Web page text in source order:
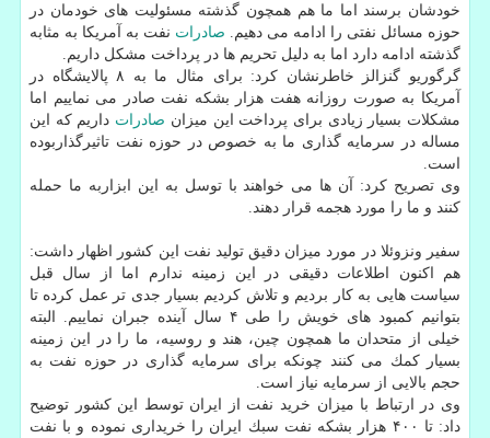
خودشان برسند اما ما هم همچون گذشته مسئولیت های خودمان در
حوزه مسائل نفتی را ادامه می دهیم. صادرات نفت به آمریكا به مثابه
گذشته ادامه دارد اما به دلیل تحریم ها در پرداخت مشكل داریم.
گرگوریو گنزالز خاطرنشان كرد: برای مثال ما به ۸ پالایشگاه در
آمریكا به صورت روزانه هفت هزار بشكه نفت صادر می نماییم اما
مشكلات بسیار زیادی برای پرداخت این میزان صادرات داریم كه این
مساله در سرمایه گذاری ما به خصوص در حوزه نفت تاثیرگذاربوده
است.
وی تصریح كرد: آن ها می خواهند با توسل به این ابزاربه ما حمله
كنند و ما را مورد هجمه قرار دهند.
سفیر ونزوئلا در مورد میزان دقیق تولید نفت این كشور اظهار داشت:
هم اكنون اطلاعات دقیقی در این زمینه ندارم اما از سال قبل
سیاست هایی به كار بردیم و تلاش كردیم بسیار جدی تر عمل كرده تا
بتوانیم كمبود های خویش را طی ۴ سال آینده جبران نماییم. البته
خیلی از متحدان ما همچون چین، هند و روسیه، ما را در این زمینه
بسیار كمك می كنند چونكه برای سرمایه گذاری در حوزه نفت به
حجم بالایی از سرمایه نیاز است.
وی در ارتباط با میزان خرید نفت از ایران توسط این كشور توضیح
داد: تا ۴۰۰ هزار بشكه نفت سبك ایران را خریداری نموده و با نفت